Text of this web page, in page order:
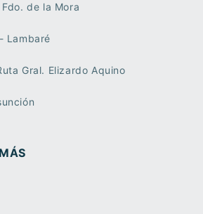
de la Mora
Lambaré
Gral. Elizardo Aquino